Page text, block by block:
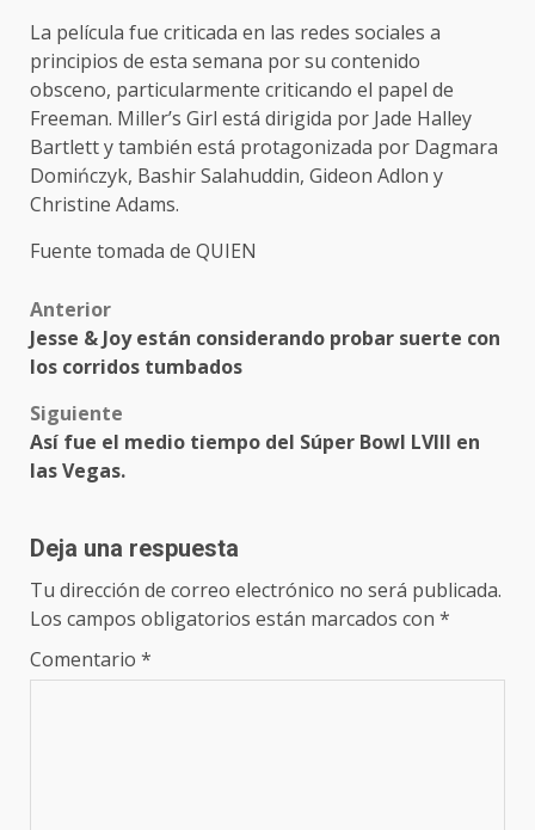
La película fue criticada en las redes sociales a
principios de esta semana por su contenido
obsceno, particularmente criticando el papel de
Freeman. Miller’s Girl está dirigida por Jade Halley
Bartlett y también está protagonizada por Dagmara
Domińczyk, Bashir Salahuddin, Gideon Adlon y
Christine Adams.
Fuente tomada de QUIEN
Post
navigation
Anterior
Jesse & Joy están considerando probar suerte con
los corridos tumbados
Siguiente
Así fue el medio tiempo del Súper Bowl LVIII en
las Vegas.
Deja una respuesta
Tu dirección de correo electrónico no será publicada.
Los campos obligatorios están marcados con *
Comentario *